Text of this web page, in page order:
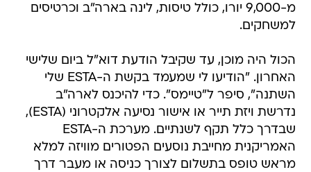
מ-9,000 יורו, כולל טיסות, לינה בארה"ב וכרטיסים
למשחקים.
הכול היה מוכן, עד שקיבל הודעת דוא"ל ביום שלישי
האחרון. "הודיעו לי שמעמד בקשת ה-ESTA שלי
השתנה", סיפר ל"טיימס". כדי להיכנס לארה"ב
נדרשת ויזת תייר או אישור נסיעה אלקטרוני (ESTA),
שבדרך כלל תקף לשנתיים. מערכת ה-ESTA
האמריקנית מחייבת נוסעים הפטורים מוויזה למלא
מראש טופס בתשלום לצורך כניסה או מעבר דרך